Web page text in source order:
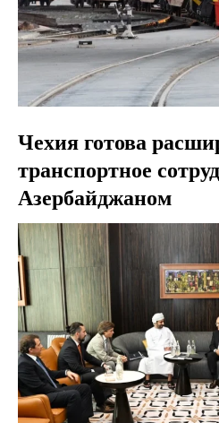
Чехия готова
транспортное
Азербайджаном